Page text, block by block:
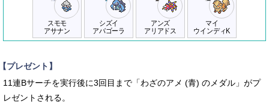
スモモ
アサナン
シズイ
アバゴーラ
アンズ
アリアドス
マイ
ウインディK
プレゼント】
11連Bサーチを実行後に3回目まで「わざのアメ (青) のメダル」がプ
レゼントされる。